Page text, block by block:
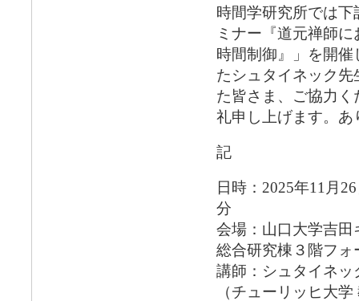
時間学研究所では
ミナー『道元禅師
時間制御』」を開
たシュタイネック
た皆さま、ご協力
礼申し上げます。
記
日時：2025年11月
分
会場：山口大学吉田
総合研究棟３階フォ
講師：シュタイネッ
（チューリッヒ大